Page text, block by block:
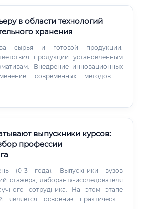
в области технологий
хранения
сырья и готовой продукции:
продукции установленным
Внедрение инновационных
современных методов и
санитарных норм и правил
выпускники курсов:
профессии
(0-3 года): Выпускники вузов
стажера, лаборанта-исследователя
сотрудника. На этом этапе
является освоение практических